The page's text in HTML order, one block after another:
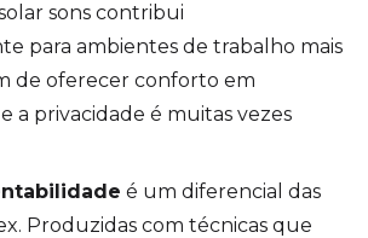
sons contribui
para ambientes de trabalho mais
de oferecer conforto em
a privacidade é muitas vezes
é um diferencial das
Produzidas com técnicas que